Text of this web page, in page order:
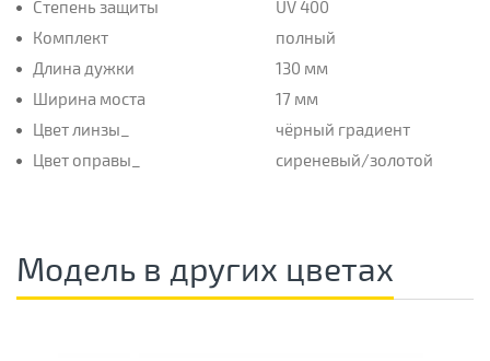
Степень защиты
UV 400
Комплект
полный
Длина дужки
130 мм
Ширина моста
17 мм
Цвет линзы_
чёрный градиент
Цвет оправы_
сиреневый/золотой
Модель в других цветах